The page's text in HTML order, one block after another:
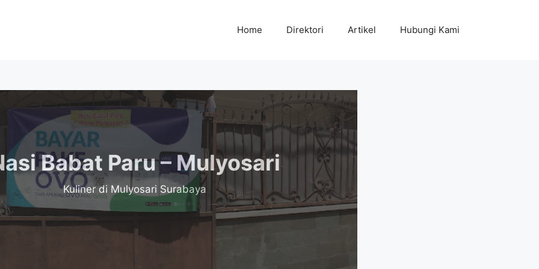
Home Direktori Artikel Hubungi Kami
Babat Paru – Mulyosari
Kulinerdi Mulyosari Surabaya